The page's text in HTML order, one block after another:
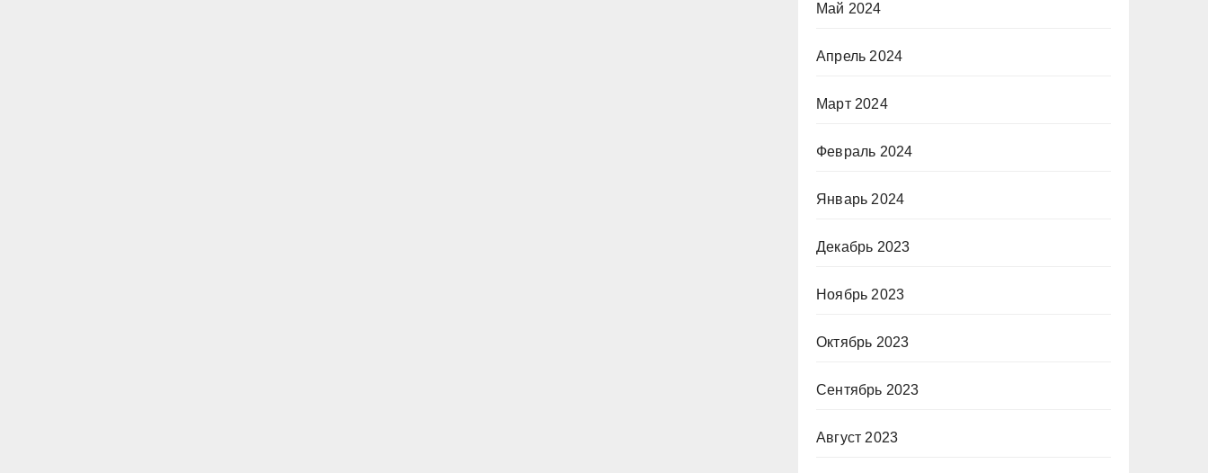
Май 2024
Апрель 2024
Март 2024
Февраль 2024
Январь 2024
Декабрь 2023
Ноябрь 2023
Октябрь 2023
Сентябрь 2023
Август 2023